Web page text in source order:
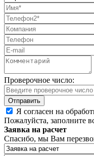
Проверочное число:
Я согласен на
Пожалуйста, заполните
Заявка на расчет
Спасибо, мы Вам